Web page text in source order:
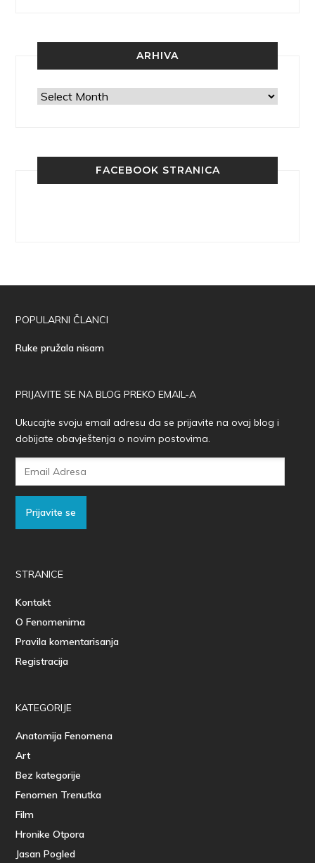
ARHIVA
Arhiva
FACEBOOK STRANICA
POPULARNI ČLANCI
Ruke pružala nisam
PRIJAVITE SE NA BLOG PREKO EMAIL-A
Ukucajte svoju email adresu da se prijavite na ovaj blog i
dobijate obavještenja o novim postovima.
Prijavite se
STRANICE
Kontakt
O Fenomenima
Pravila komentarisanja
Registracija
KATEGORIJE
Anatomija Fenomena
Art
Bez kategorije
Fenomen Trenutka
Film
Hronike Otpora
Jasan Pogled